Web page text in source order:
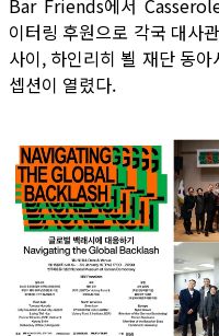
Bar Friends에서
이터링 후원으로 각국 대사
사이, 하인리히 뵐 재단 동
셉션이 열렸다.